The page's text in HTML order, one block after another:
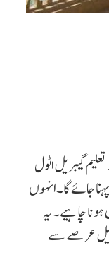
گیبریل اٹول
جائے گا۔انہوں
چاہیے۔ یہ
طویل عرصے سے